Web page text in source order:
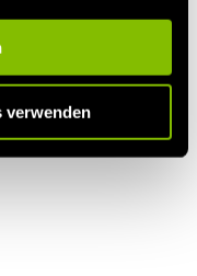
verwenden